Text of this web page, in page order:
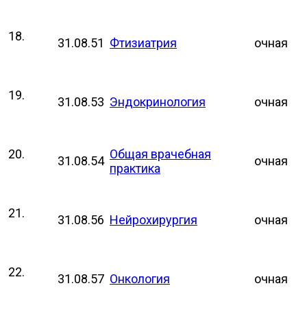
18. 31.08.51 Фтизиатрия очная
19. 31.08.53 Эндокринология очная
20. 31.08.54 Общая врачебная
практика
очная
21. 31.08.56 Нейрохирургия очная
22. 31.08.57 Онкология очная